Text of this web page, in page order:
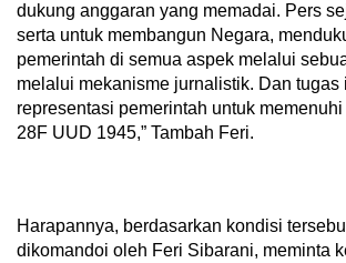
dukung anggaran yang memadai. Pers
serta untuk membangun Negara,
pemerintah di semua aspek melalui
melalui mekanisme jurnalistik. Dan tugas
representasi pemerintah untuk memenuhi
28F UUD 1945,” Tambah Feri.
Harapannya, berdasarkan kondisi
dikomandoi oleh Feri Sibarani, meminta